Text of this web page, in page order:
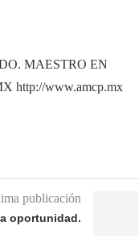
MAESTRO EN
http://www.amcp.mx
publicación
oportunidad.